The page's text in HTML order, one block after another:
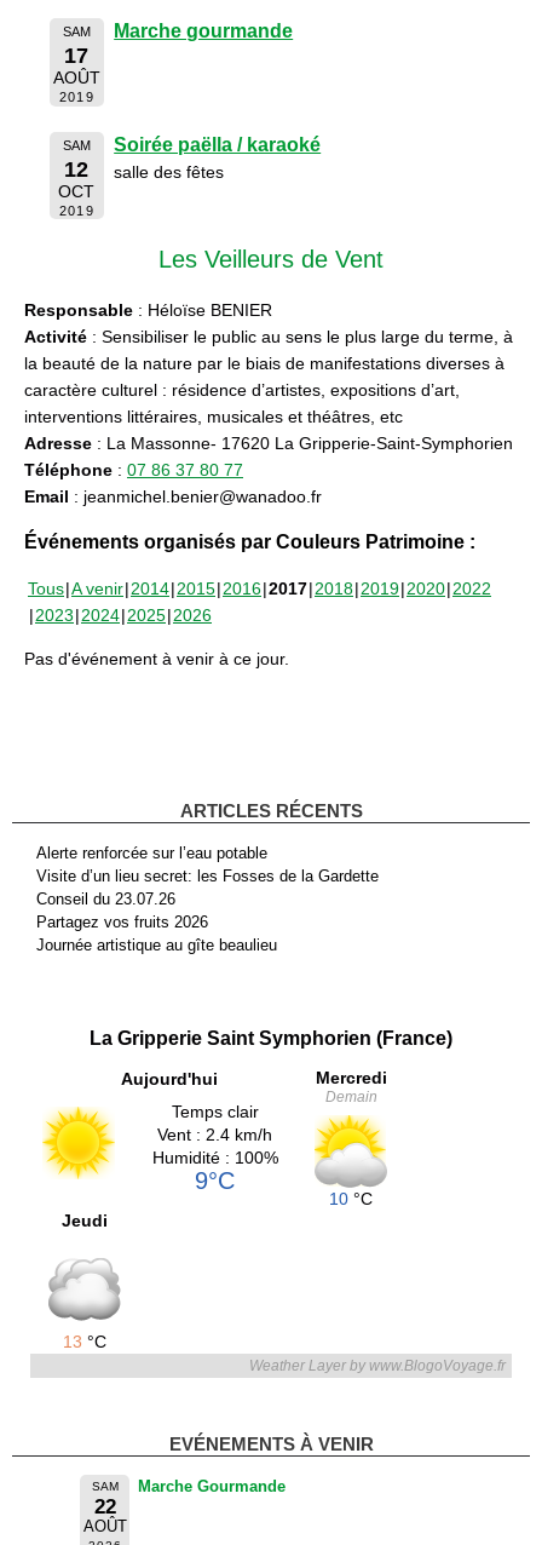
SAM
17
AOÛT
2019
Marche gourmande
SAM
12
OCT
2019
Soirée paëlla / karaoké
salle des fêtes
Les Veilleurs de Vent
Responsable : Héloïse BENIER
Activité : Sensibiliser le public au sens le plus large du terme, à
la beauté de la nature par le biais de manifestations diverses à
caractère culturel : résidence d’artistes, expositions d’art,
interventions littéraires, musicales et théâtres, etc
Adresse : La Massonne- 17620 La Gripperie-Saint-Symphorien
Téléphone : 07 86 37 80 77
Email : jeanmichel.benier@wanadoo.fr
Événements organisés par Couleurs Patrimoine :
Tous A venir 2014 2015 2016 2017 2018 2019 2020 2022
2023 2024 2025 2026
Pas d'événement à venir à ce jour.
ARTICLES RÉCENTS
Alerte renforcée sur l’eau potable
Visite d’un lieu secret: les Fosses de la Gardette
Conseil du 23.07.26
Partagez vos fruits 2026
Journée artistique au gîte beaulieu
La Gripperie Saint Symphorien (France)
Aujourd'hui
Temps clair
Vent : 2.4 km/h
Humidité : 100%
9°C
Mercredi
Demain
10 °C
Jeudi
13 °C
Weather Layer by www.BlogoVoyage.fr
EVÉNEMENTS À VENIR
SAM
22
AOÛT
Marche Gourmande